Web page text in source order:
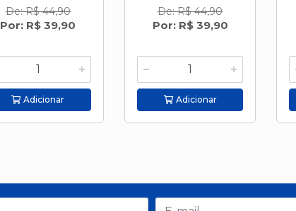
De: R$ 44,90
Por: R$ 39,90
Adicionar
De: R$ 44,90
Por: R$ 39,90
Adicionar